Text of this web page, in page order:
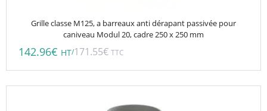
Grille classe M125, a barreaux anti dérapant passivée pour
caniveau Modul 20, cadre 250 x 250 mm
142.96€ HT/171.55€ TTC